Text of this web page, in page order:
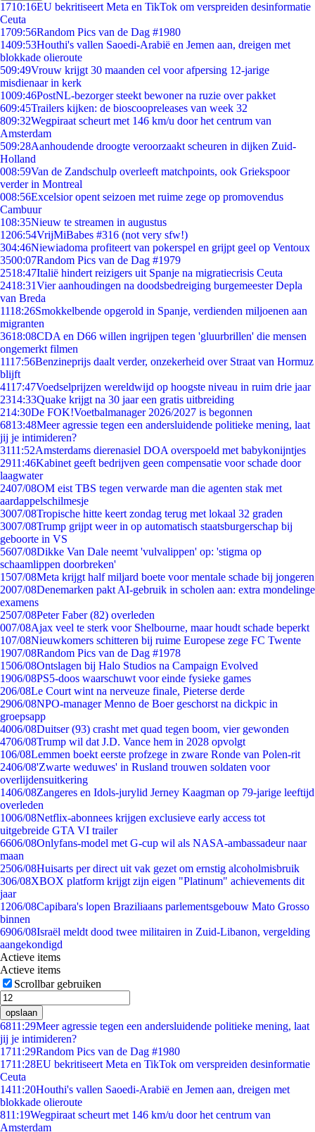
1710:16EU bekritiseert Meta en TikTok om verspreiden desinformatie
Ceuta
1709:56Random Pics van de Dag #1980
1409:53Houthi's vallen Saoedi-Arabië en Jemen aan, dreigen met
blokkade olieroute
509:49Vrouw krijgt 30 maanden cel voor afpersing 12-jarige
misdienaar in kerk
1009:46PostNL-bezorger steekt bewoner na ruzie over pakket
609:45Trailers kijken: de bioscoopreleases van week 32
809:32Wegpiraat scheurt met 146 km/u door het centrum van
Amsterdam
509:28Aanhoudende droogte veroorzaakt scheuren in dijken Zuid-
Holland
008:59Van de Zandschulp overleeft matchpoints, ook Griekspoor
verder in Montreal
008:56Excelsior opent seizoen met ruime zege op promovendus
Cambuur
108:35Nieuw te streamen in augustus
1206:54VrijMiBabes #316 (not very sfw!)
304:46Niewiadoma profiteert van pokerspel en grijpt geel op Ventoux
3500:07Random Pics van de Dag #1979
2518:47Italië hindert reizigers uit Spanje na migratiecrisis Ceuta
2418:31Vier aanhoudingen na doodsbedreiging burgemeester Depla
van Breda
1118:26Smokkelbende opgerold in Spanje, verdienden miljoenen aan
migranten
3618:08CDA en D66 willen ingrijpen tegen 'gluurbrillen' die mensen
ongemerkt filmen
1117:56Benzineprijs daalt verder, onzekerheid over Straat van Hormuz
blijft
4117:47Voedselprijzen wereldwijd op hoogste niveau in ruim drie jaar
2314:33Quake krijgt na 30 jaar een gratis uitbreiding
214:30De FOK!Voetbalmanager 2026/2027 is begonnen
6813:48Meer agressie tegen een andersluidende politieke mening, laat
jij je intimideren?
3111:52Amsterdams dierenasiel DOA overspoeld met babykonijntjes
2911:46Kabinet geeft bedrijven geen compensatie voor schade door
laagwater
2407/08OM eist TBS tegen verwarde man die agenten stak met
aardappelschilmesje
3007/08Tropische hitte keert zondag terug met lokaal 32 graden
3007/08Trump grijpt weer in op automatisch staatsburgerschap bij
geboorte in VS
5607/08Dikke Van Dale neemt 'vulvalippen' op: 'stigma op
schaamlippen doorbreken'
1507/08Meta krijgt half miljard boete voor mentale schade bij jongeren
2007/08Denemarken pakt AI-gebruik in scholen aan: extra mondelinge
examens
2507/08Peter Faber (82) overleden
007/08Ajax veel te sterk voor Shelbourne, maar houdt schade beperkt
107/08Nieuwkomers schitteren bij ruime Europese zege FC Twente
1907/08Random Pics van de Dag #1978
1506/08Ontslagen bij Halo Studios na Campaign Evolved
1906/08PS5-doos waarschuwt voor einde fysieke games
206/08Le Court wint na nerveuze finale, Pieterse derde
2906/08NPO-manager Menno de Boer geschorst na dickpic in
groepsapp
4006/08Duitser (93) crasht met quad tegen boom, vier gewonden
4706/08Trump wil dat J.D. Vance hem in 2028 opvolgt
106/08Lemmen boekt eerste profzege in zware Ronde van Polen-rit
2406/08'Zwarte weduwes' in Rusland trouwen soldaten voor
overlijdensuitkering
1406/08Zangeres en Idols-jurylid Jerney Kaagman op 79-jarige leeftijd
overleden
1006/08Netflix-abonnees krijgen exclusieve early access tot
uitgebreide GTA VI trailer
6606/08Onlyfans-model met G-cup wil als NASA-ambassadeur naar
maan
2506/08Huisarts per direct uit vak gezet om ernstig alcoholmisbruik
306/08XBOX platform krijgt zijn eigen "Platinum" achievements dit
jaar
1206/08Capibara's lopen Braziliaans parlementsgebouw Mato Grosso
binnen
6906/08Israël meldt dood twee militairen in Zuid-Libanon, vergelding
aangekondigd
Actieve items
Actieve items
Scrollbar gebruiken
opslaan
6811:29Meer agressie tegen een andersluidende politieke mening, laat
jij je intimideren?
1711:29Random Pics van de Dag #1980
1711:28EU bekritiseert Meta en TikTok om verspreiden desinformatie
Ceuta
1411:20Houthi's vallen Saoedi-Arabië en Jemen aan, dreigen met
blokkade olieroute
811:19Wegpiraat scheurt met 146 km/u door het centrum van
Amsterdam